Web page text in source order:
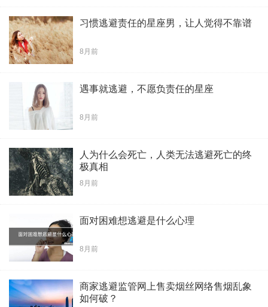
习惯逃避责任的星座男，让人觉得不靠谱
8月前
遇事就逃避，不愿负责任的星座
8月前
人为什么会死亡，人类无法逃避死亡的终
极真相
8月前
面对困难想逃避是什么心理
8月前
​商家逃避监管网上售卖烟丝网络售烟乱象
如何破？